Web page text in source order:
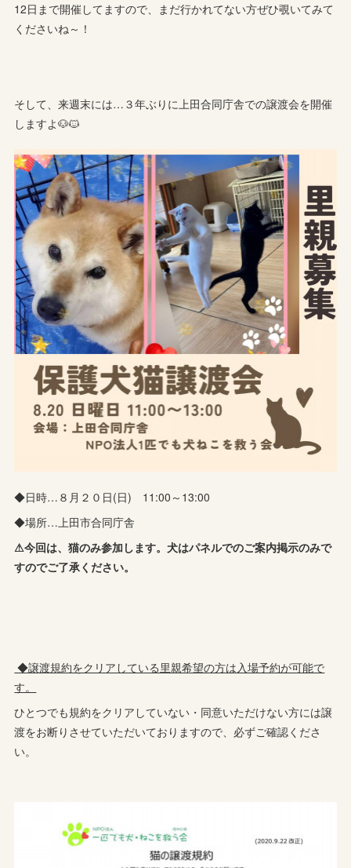
12日まで開催してますので、まだ行かれてない方ぜひ覗いてみて
くださいね～！
そして、来週末には…３年ぶりに上田合同庁舎での譲渡会を開催
しますよ🐶🐱
◆日時…８月２０日(日) 11:00～13:00
◆場所…上田市合同庁舎
⚠今回は、猫のみ参加します。犬はパネルでのご案内掲示のみで
すのでご了承ください。
◆譲渡規約をクリアしている里親希望の方は入場予約が可能で
す。
ひとつでも規約をクリアしていない・同意いただけない方には譲
渡をお断りさせていただいておりますので、必ずご確認くださ
い。